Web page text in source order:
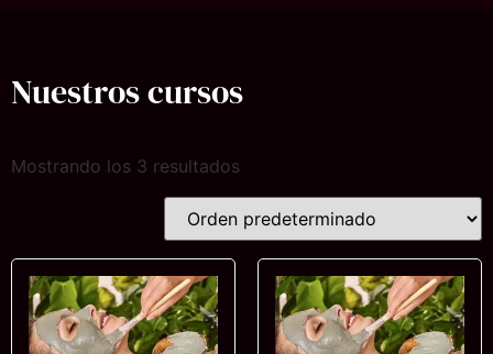
Nuestros cursos
Mostrando los 3 resultados